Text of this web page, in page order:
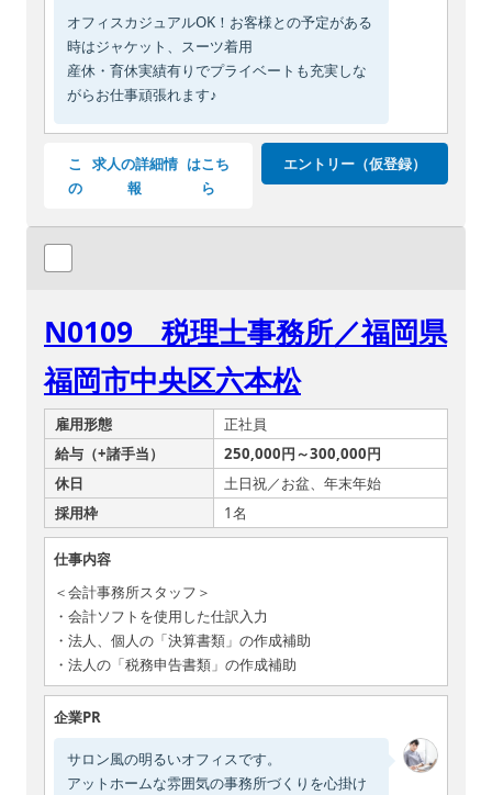
オフィスカジュアルOK！お客様との予定がある
時はジャケット、スーツ着用
産休・育休実績有りでプライベートも充実しな
がらお仕事頑張れます♪
こ
の
求人の詳細情
報
はこち
ら
エントリー（仮登録）
N0109 税理士事務所／福岡県
福岡市中央区六本松
雇用形態
正社員
給与（+諸手当）
250,000円～300,000円
休日
土日祝／お盆、年末年始
採用枠
1名
仕事内容
＜会計事務所スタッフ＞
・会計ソフトを使用した仕訳入力
・法人、個人の「決算書類」の作成補助
・法人の「税務申告書類」の作成補助
企業PR
サロン風の明るいオフィスです。
アットホームな雰囲気の事務所づくりを心掛け